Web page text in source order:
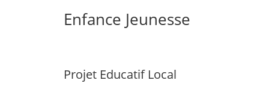
Enfance Jeunesse
Projet Educatif Local